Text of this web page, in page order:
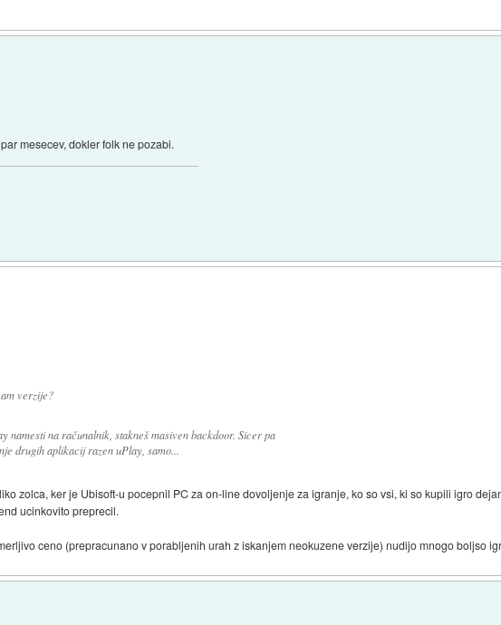
mesecev, dokler folk ne pozabi.
verzije?
namesti na računalnik, stakneš masiven backdoor. Sicer pa
drugih aplikacij razen uPlay, samo...
zolca, ker je Ubisoft-u pocepnil PC za on-line dovoljenje za igranje, ko so vsi, ki so kupili igro
ucinkovito preprecil.
ceno (prepracunano v porabljenih urah z iskanjem neokuzene verzije) nudijo mnogo boljso